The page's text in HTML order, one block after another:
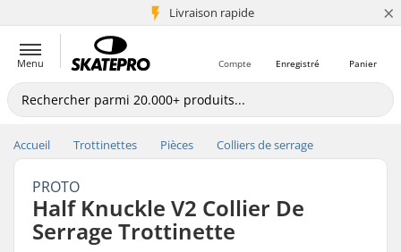
Livraison rapide
+5 mio de clients ×
Menu Panier
Enregistré
Compte
Accueil Trottinettes Pièces Colliers de serrage
PROTO
Half Knuckle V2 Collier De
Serrage Trottinette